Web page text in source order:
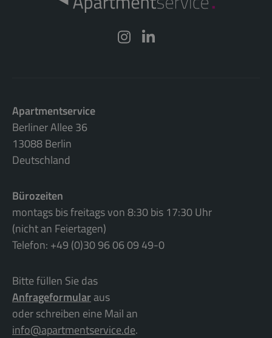
Apartmentservice
Berliner Allee 36
13088 Berlin
Deutschland
Bürozeiten
montags bis freitags von 8:30 bis 17:30 Uhr
(nicht an Feiertagen)
Telefon: +49 (0)30 96 06 09 49-0
Bitte füllen Sie das
Anfrageformularaus
oder schreiben eine Mail an
info@apartmentservice.de.